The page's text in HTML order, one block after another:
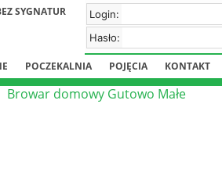
SYGNATUR
Login:
Hasło:
POCZEKALNIA POJĘCIA KONTAKT
Browar domowy Gutowo Małe